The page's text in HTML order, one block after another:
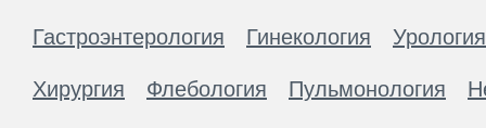
Гастроэнтерология Гинекология Урология
Хирургия Флебология Пульмонология